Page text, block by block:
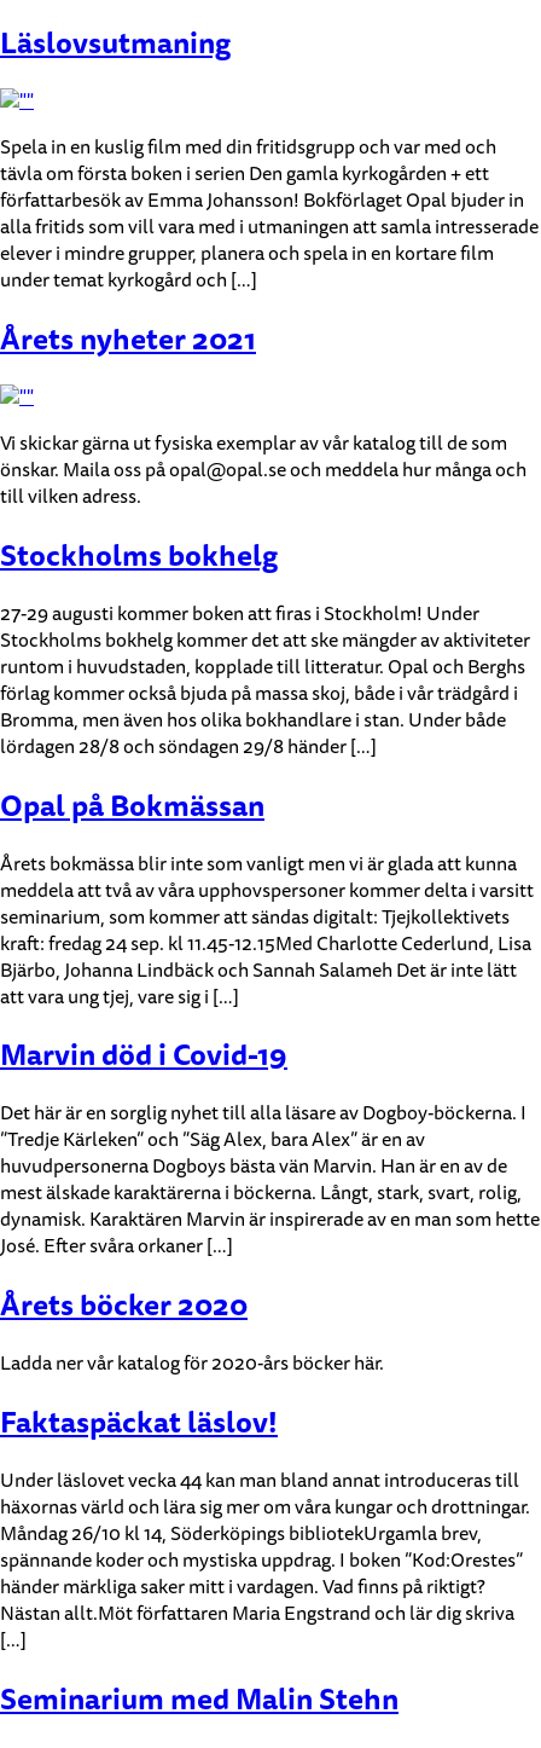
Läslovsutmaning
Spela in en kuslig film med din fritidsgrupp och var med och
tävla om första boken i serien Den gamla kyrkogården + ett
författarbesök av Emma Johansson! Bokförlaget Opal bjuder in
alla fritids som vill vara med i utmaningen att samla intresserade
elever i mindre grupper, planera och spela in en kortare film
under temat kyrkogård och […]
Årets nyheter 2021
Vi skickar gärna ut fysiska exemplar av vår katalog till de som
önskar. Maila oss på opal@opal.se och meddela hur många och
till vilken adress.
Stockholms bokhelg
27-29 augusti kommer boken att firas i Stockholm! Under
Stockholms bokhelg kommer det att ske mängder av aktiviteter
runtom i huvudstaden, kopplade till litteratur. Opal och Berghs
förlag kommer också bjuda på massa skoj, både i vår trädgård i
Bromma, men även hos olika bokhandlare i stan. Under både
lördagen 28/8 och söndagen 29/8 händer […]
Opal på Bokmässan
Årets bokmässa blir inte som vanligt men vi är glada att kunna
meddela att två av våra upphovspersoner kommer delta i varsitt
seminarium, som kommer att sändas digitalt: Tjejkollektivets
kraft: fredag 24 sep. kl 11.45-12.15Med Charlotte Cederlund, Lisa
Bjärbo, Johanna Lindbäck och Sannah Salameh Det är inte lätt
att vara ung tjej, vare sig i […]
Marvin död i Covid-19
Det här är en sorglig nyhet till alla läsare av Dogboy-böckerna. I
”Tredje Kärleken” och ”Säg Alex, bara Alex” är en av
huvudpersonerna Dogboys bästa vän Marvin. Han är en av de
mest älskade karaktärerna i böckerna. Långt, stark, svart, rolig,
dynamisk. Karaktären Marvin är inspirerade av en man som hette
José. Efter svåra orkaner […]
Årets böcker 2020
Ladda ner vår katalog för 2020-års böcker här.
Faktaspäckat läslov!
Under läslovet vecka 44 kan man bland annat introduceras till
häxornas värld och lära sig mer om våra kungar och drottningar.
Måndag 26/10 kl 14, Söderköpings bibliotekUrgamla brev,
spännande koder och mystiska uppdrag. I boken ”Kod:Orestes”
händer märkliga saker mitt i vardagen. Vad finns på riktigt?
Nästan allt.Möt författaren Maria Engstrand och lär dig skriva
[…]
Seminarium med Malin Stehn